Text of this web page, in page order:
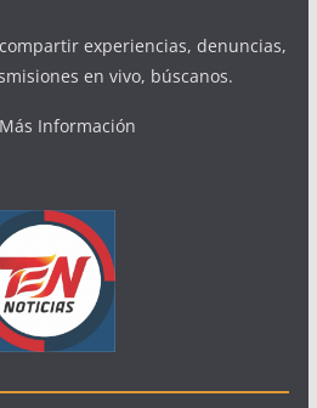
experiencias, denuncias,
en vivo, búscanos.
Información